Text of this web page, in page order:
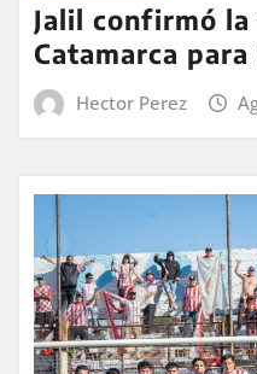
Jalil confirmó
Catamarca
Hector Perez